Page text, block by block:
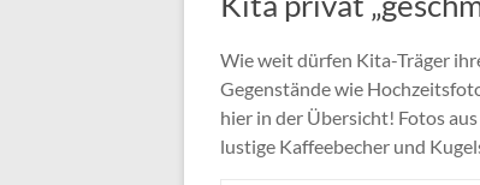
Wie weit dürfen Kita-Träger
Gegenstände wie
hier in der Übersicht! Fotos
lustige Kaffeebecher und